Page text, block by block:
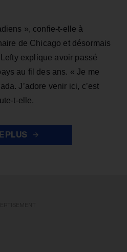
», confie-t-elle à
de Chicago et désormais
explique avoir passé
au fil des ans. « Je me
J’adore venir ici, c’est
t-elle.
PLUS